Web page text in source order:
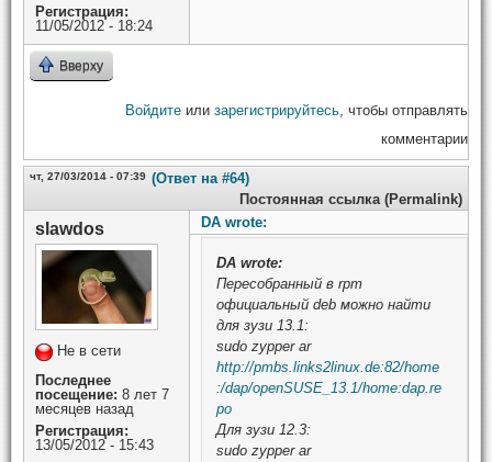
Регистрация:
11/05/2012 - 18:24
Вверху
Войдите или зарегистрируйтесь, чтобы отправлять
комментарии
чт, 27/03/2014 - 07:39 (Ответ на #64)
Постоянная ссылка (Permalink)
slawdos
Не в сети
Последнее
посещение: 8 лет 7
месяцев назад
Регистрация:
13/05/2012 - 15:43
DA wrote:
DA wrote:
Пересобранный в rpm
официальный deb можно найти
для зузи 13.1:
sudo zypper ar
http://pmbs.links2linux.de:82/home
:/dap/openSUSE_13.1/home:dap.re
po
Для зузи 12.3:
sudo zypper ar